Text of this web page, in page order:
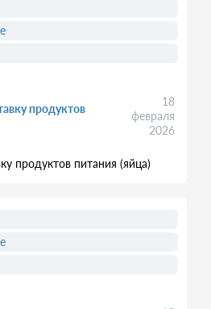
продуктов
18
февраля
2026
продуктов питания (яйца)